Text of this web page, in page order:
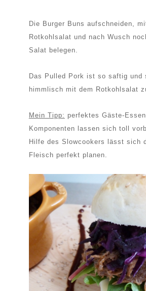
Die Burger Buns aufschneiden,
Rotkohlsalat und nach Wusch
Salat belegen.
Das Pulled Pork ist so saftig und
himmlisch mit dem Rotkohlsalat
Mein Tipp: perfektes Gäste-
Komponenten lassen sich toll
Hilfe des Slowcookers lässt sich
Fleisch perfekt planen.